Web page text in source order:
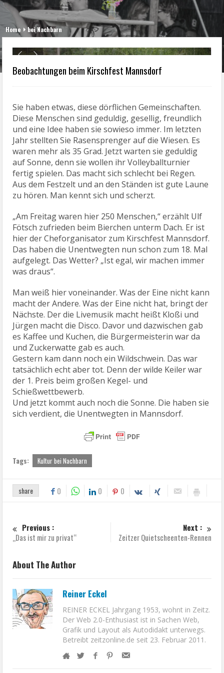
Home bei Nachbarn
Schlechtes Wetter? Gibt's nicht. Nur falsche
Kleidung.
Nonnewitz vs. Mannsdorfer Jugend
Beobachtungen beim Kirschfest Mannsdorf
Sie haben etwas, diese dörflichen Gemeinschaften.
Diese Menschen sind geduldig, gesellig, freundlich
und eine Idee haben sie sowieso immer. Im letzten
Jahr stellten Sie Rasensprenger auf die Wiesen. Es
waren mehr als 35 Grad. Jetzt warten sie geduldig
fertig spielen. Das macht sich schlecht bei Regen.
Aus dem Festzelt und an den Ständen ist gute Laune
zu hören. Man kennt sich und scherzt.
„Am Freitag waren hier 250 Menschen,“ erzählt Ulf
Fötsch zufrieden beim Bierchen unterm Dach. Er ist
hier der Cheforganisator zum Kirschfest Mannsdorf.
Das haben die Unentwegten nun schon zum 18. Mal
aufgelegt. Das Wetter? „Ist egal, wir machen immer
was draus“.
Man weiß hier voneinander. Was der Eine nicht kann
Nächste. Der die Livemusik macht heißt Kloßi und
es Kaffee und Kuchen, die Bürgermeisterin war da
und Zuckerwatte gab es auch.
tatsächlich echt aber tot. Denn der wilde Keiler war
Und jetzt kommt auch noch die Sonne. Die haben sie
sich verdient, die Unentwegten in Mannsdorf.
share 0 0
„Das ist mir zu privat“
Zeitzer Quietscheenten-Rennen